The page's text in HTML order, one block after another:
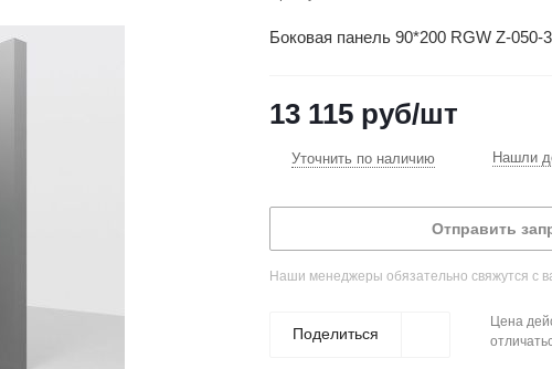
Боковая панель 90*200 RGW Z-
13 115 руб/шт
Уточнить по наличию Нашли
Отправить
Наши менеджеры обязательно свяжутся с
Поделиться
Цена